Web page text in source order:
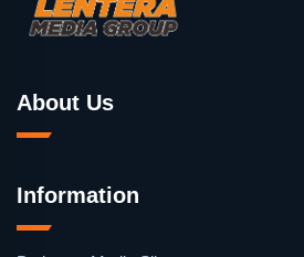
About Us
Information